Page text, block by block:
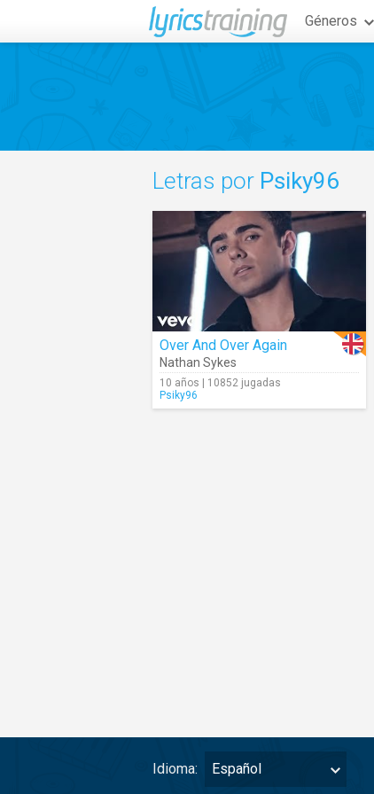
Géneros
Letras por Psiky96
Over And Over Again
Nathan Sykes
10 años | 10852 jugadas
Psiky96
Idioma: Español